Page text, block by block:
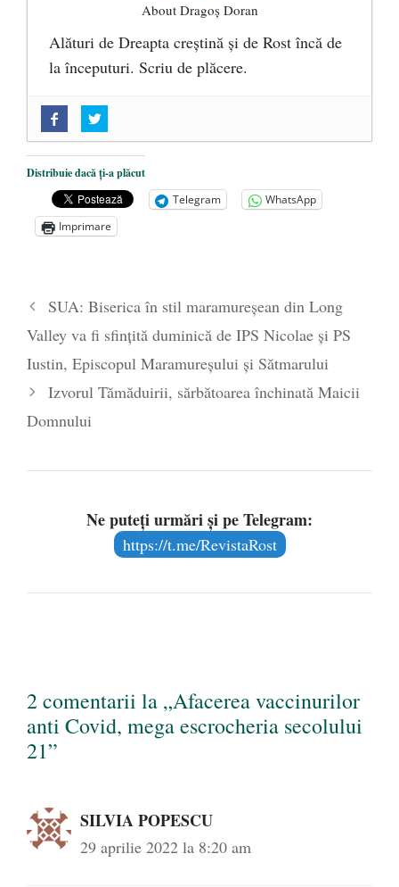
About Dragoș Doran
Alături de Dreapta creștină și de Rost încă de
la începuturi. Scriu de plăcere.
„Acum nu e momentul”
amazoniană, pentru summitul climatic
COP30 - 14 martie 2025
Alegeri controlate
Distribuie dacă ți-a plăcut
Telegram
WhatsApp
Imprimare
SUA: Biserica în stil maramureșean din Long
Valley va fi sfințită duminică de IPS Nicolae și PS
Iustin, Episcopul Maramureșului și Sătmarului
Izvorul Tămăduirii, sărbătoarea închinată Maicii
Domnului
Ne puteți urmări și pe Telegram:
https://t.me/RevistaRost
2 comentarii la „Afacerea vaccinurilor
anti Covid, mega escrocheria secolului
21”
SILVIA POPESCU
29 aprilie 2022 la 8:20 am